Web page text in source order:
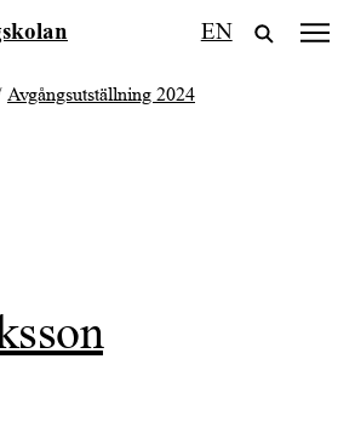
EN
Avgångsutställning 2024